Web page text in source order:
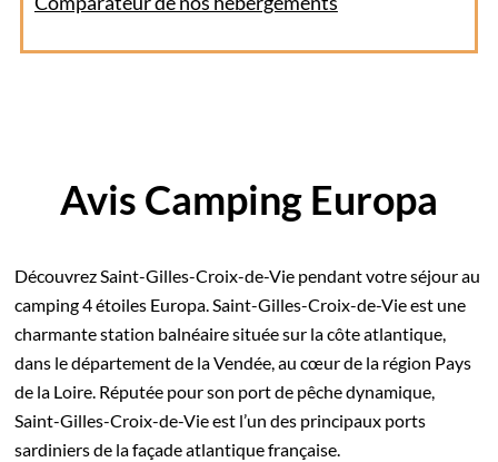
Avis Camping Europa
Découvrez Saint-Gilles-Croix-de-Vie pendant votre séjour au
camping 4 étoiles Europa. Saint-Gilles-Croix-de-Vie est une
charmante station balnéaire située sur la côte atlantique,
dans le département de la Vendée, au cœur de la région Pays
de la Loire. Réputée pour son port de pêche dynamique,
Saint-Gilles-Croix-de-Vie est l’un des principaux ports
sardiniers de la façade atlantique française.